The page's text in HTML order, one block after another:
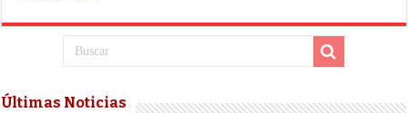
Últimas Noticias